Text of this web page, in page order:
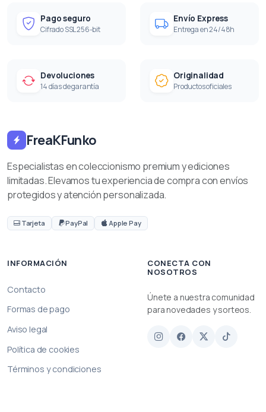
Pago seguro
Cifrado SSL 256-bit
Envío Express
Entrega en 24/48h
Devoluciones
14 días de garantía
Originalidad
Productos oficiales
FreaKFunko
Especialistas en coleccionismo premium y ediciones
limitadas. Elevamos tu experiencia de compra con envíos
protegidos y atención personalizada.
Tarjeta PayPal Apple Pay
INFORMACIÓN
Contacto
Formas de pago
Aviso legal
Política de cookies
Términos y condiciones
CONECTA CON
NOSOTROS
Únete a nuestra comunidad
para novedades y sorteos.